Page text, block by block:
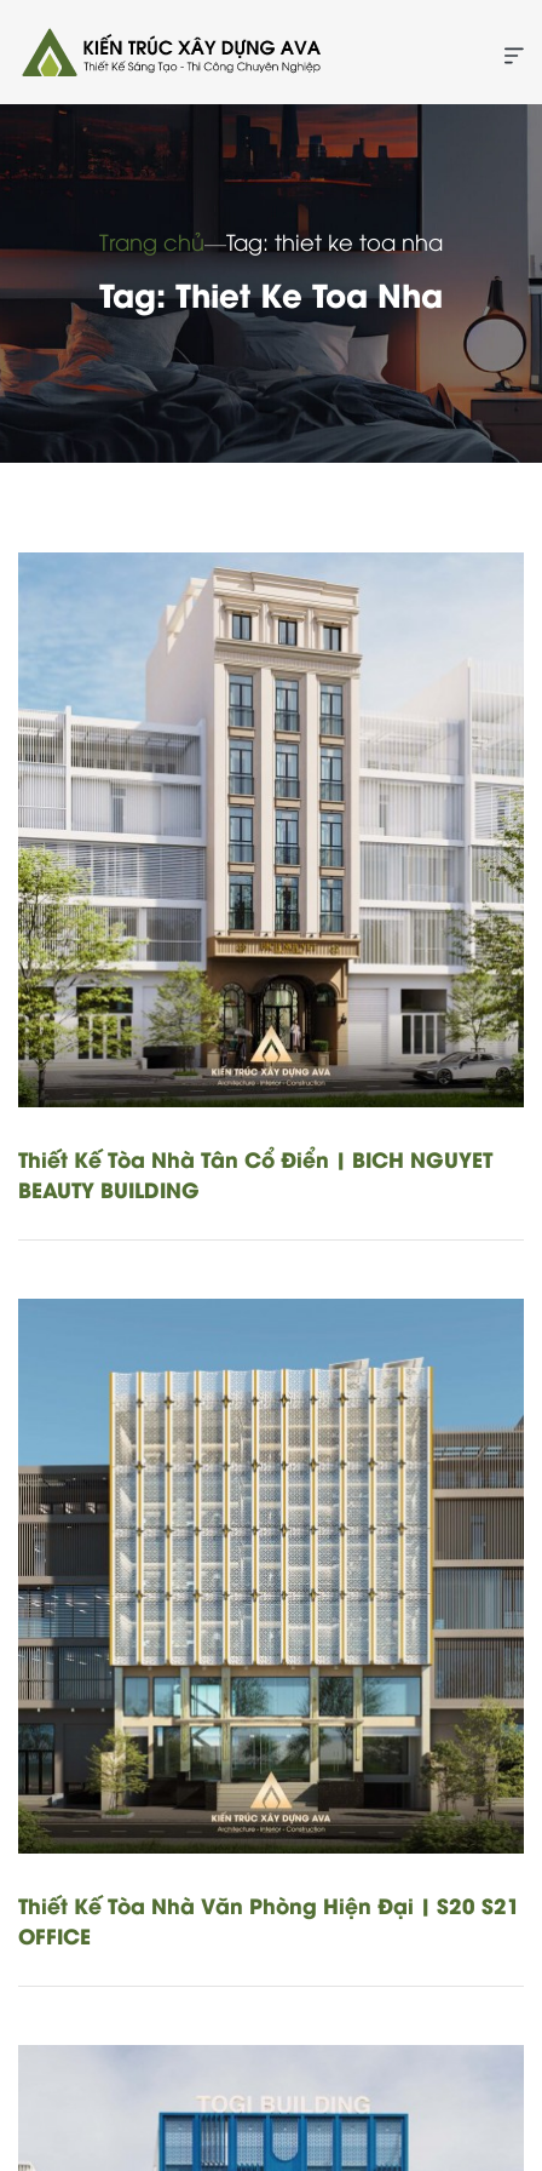
Trang chủ―Tag: thiet ke toa nha
Tag: Thiet Ke Toa Nha
Thiết Kế Tòa Nhà Tân Cổ Điển | BICH NGUYET
BEAUTY BUILDING
Thiết Kế Tòa Nhà Văn Phòng Hiện Đại | S20 S21
OFFICE